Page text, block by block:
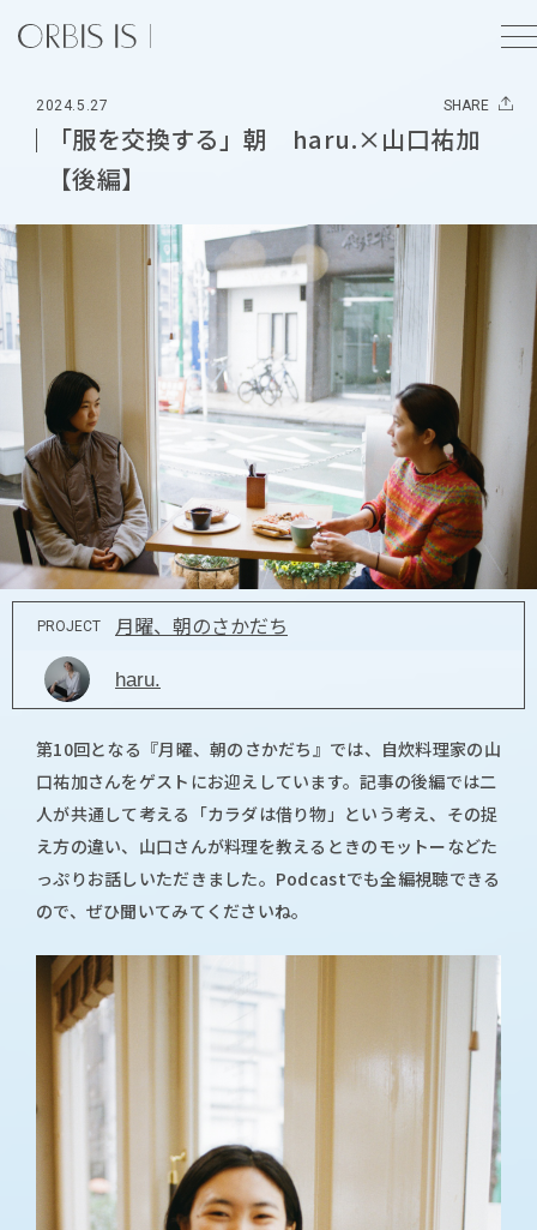
2024.5.27 SHARE
「服を交換する」朝 haru.×山口祐加
【後編】
PROJECT 月曜、朝のさかだち
haru.
第10回となる『月曜、朝のさかだち』では、自炊料理家の山
口祐加さんをゲストにお迎えしています。記事の後編では二
人が共通して考える「カラダは借り物」という考え、その捉
え方の違い、山口さんが料理を教えるときのモットーなどた
っぷりお話しいただきました。Podcastでも全編視聴できる
ので、ぜひ聞いてみてくださいね。